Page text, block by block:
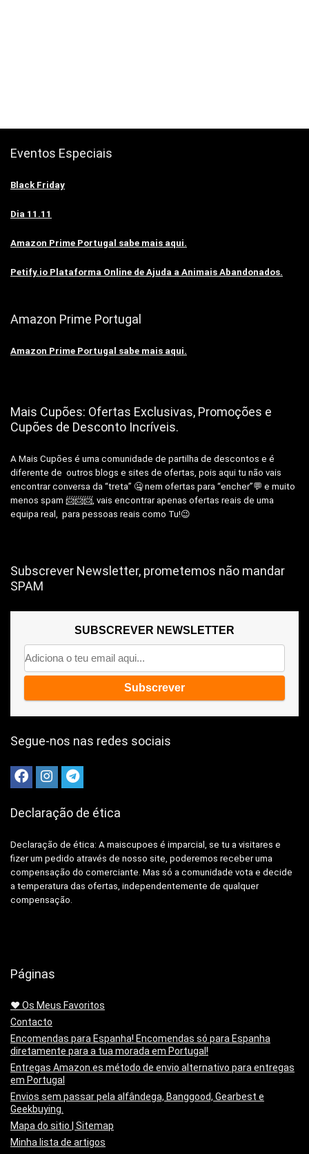
Eventos Especiais
Black Friday
Dia 11.11
Amazon Prime Portugal sabe mais aqui.
Petify.io Plataforma Online de Ajuda a Animais Abandonados.
Amazon Prime Portugal
Amazon Prime Portugal sabe mais aqui.
Mais Cupões: Ofertas Exclusivas, Promoções e
Cupões de Desconto Incríveis.
A Mais Cupões é uma comunidade de partilha de descontos e é
diferente de outros blogs e sites de ofertas, pois aqui tu não vais
encontrar conversa da “treta” 🤐 nem ofertas para “encher”💬 e muito
menos spam 📨📨📨, vais encontrar apenas ofertas reais de uma
equipa real, para pessoas reais como Tu!😉
Subscrever Newsletter, prometemos não mandar
SPAM
SUBSCREVER NEWSLETTER
Segue-nos nas redes sociais
Declaração de ética
Declaração de ética: A maiscupoes é imparcial, se tu a visitares e
fizer um pedido através de nosso site, poderemos receber uma
compensação do comerciante. Mas só a comunidade vota e decide
a temperatura das ofertas, independentemente de qualquer
compensação.
Páginas
❤️ Os Meus Favoritos
Contacto
Encomendas para Espanha! Encomendas só para Espanha
diretamente para a tua morada em Portugal!
Entregas Amazon.es método de envio alternativo para entregas
em Portugal
Envios sem passar pela alfândega, Banggood, Gearbest e
Geekbuying.
Mapa do sitio | Sitemap
Minha lista de artigos